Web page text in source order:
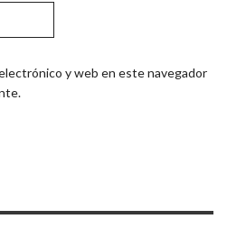
y web en este navegador